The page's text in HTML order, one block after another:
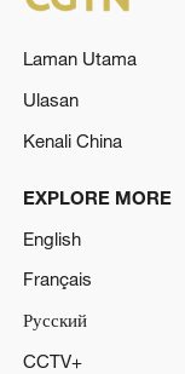
Laman Utama
Ulasan
Kenali China
EXPLORE MORE
English
Français
Русский
CCTV+